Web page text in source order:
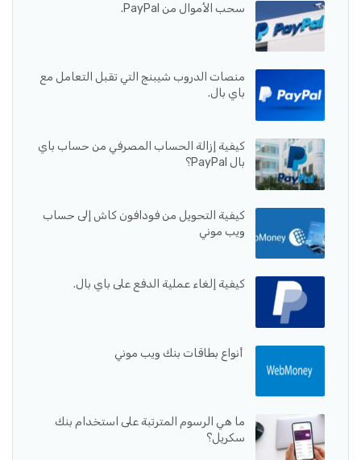
سحب الأموال من PayPal.
منصات الدروب شيبنج التي تقبل التعامل مع
باي بال.
كيفية إزالة الحساب المصرفي من حساب باي
بال PayPal؟
كيفية التحويل من فودافون كاش إلى حساب
ويب موني
كيفية إلغاء عملية الدفع على باي بال.
أنواع بطاقات بنك ويب موني
ما هي الرسوم المترتبة على استخدام بنك
سكريل؟